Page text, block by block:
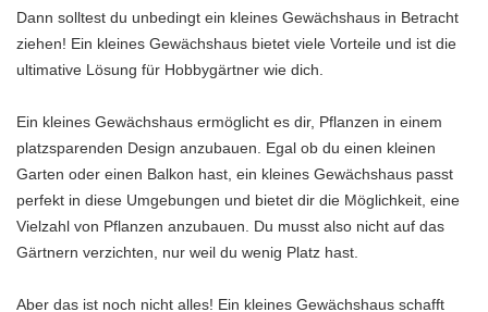
Dann solltest du unbedingt ein kleines Gewächshaus in Betracht
ziehen! Ein kleines Gewächshaus bietet viele Vorteile und ist die
ultimative Lösung für Hobbygärtner wie dich.
Ein kleines Gewächshaus ermöglicht es dir, Pflanzen in einem
platzsparenden Design anzubauen. Egal ob du einen kleinen
Garten oder einen Balkon hast, ein kleines Gewächshaus passt
perfekt in diese Umgebungen und bietet dir die Möglichkeit, eine
Vielzahl von Pflanzen anzubauen. Du musst also nicht auf das
Gärtnern verzichten, nur weil du wenig Platz hast.
Aber das ist noch nicht alles! Ein kleines Gewächshaus schafft